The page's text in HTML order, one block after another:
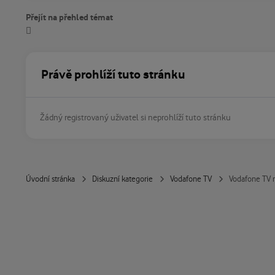
Přejít na přehled témat
Právě prohlíží tuto stránku
Žádný registrovaný uživatel si neprohlíží tuto stránku
Úvodní stránka Diskuzní kategorie Vodafone TV Vodafone TV